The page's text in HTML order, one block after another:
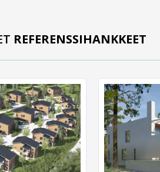
REFERENSSIHANKKEET